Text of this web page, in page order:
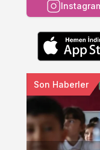
Son Haberler